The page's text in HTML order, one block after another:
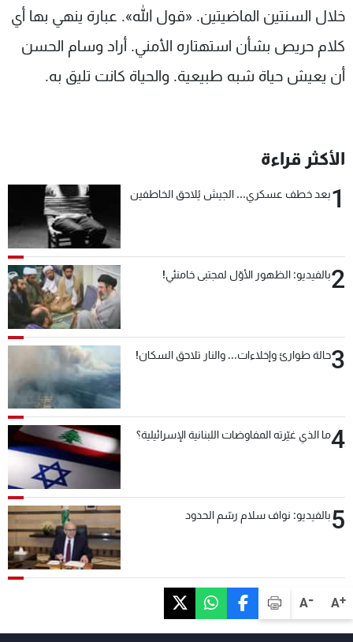
A+
A-
خلال السنتين الماضيتين. «قول الله». عبارة ينهي بها أي
كلام حريص بشأن استهتاره الأمني. أراد وسام الحسن
أن يعيش حياة شبه طبيعية. والحياة كانت تليق به.
الأكثر قراءة
1بعد خطف عسكري... الجيش يُلاحق الخاطفين
2بالفيديو: الظهور الأوّل لمجتبى خامنئي!
3حالة طوارئ وإخلاءات... والنار تلاحق السكان!
4ما الذي غيّرته المفاوضات اللبنانية الإسرائيلية؟
5بالفيديو: نواف سلام رسّم الحدود